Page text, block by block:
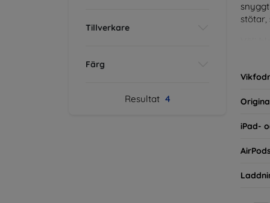
Tillverkare
Färg
Resultat 4
stötar,
inte
eller
iPad-
AirPods